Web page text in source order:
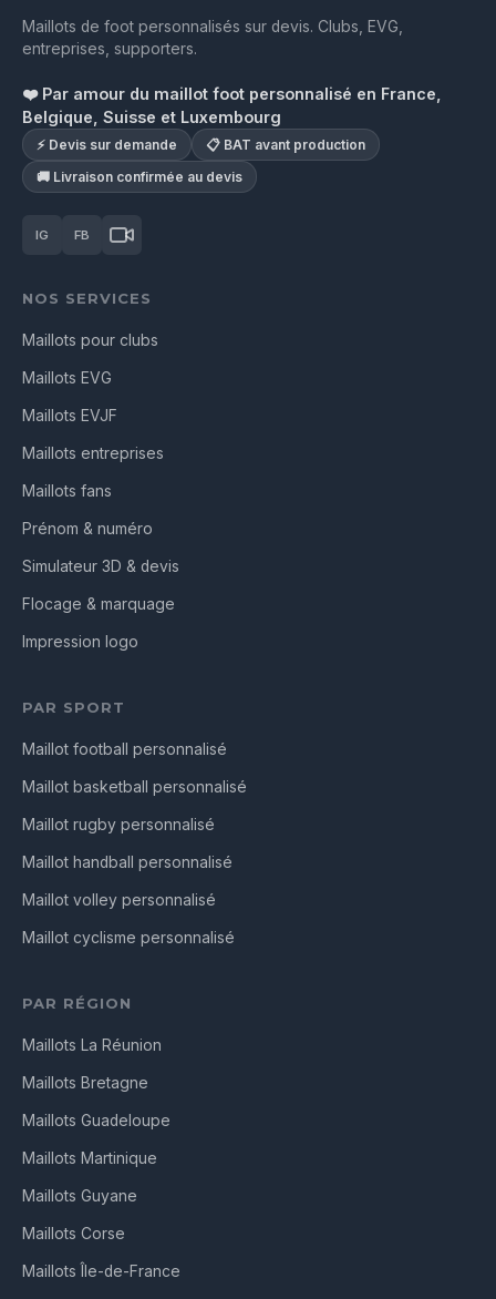
Maillots de foot personnalisés sur devis. Clubs, EVG,
entreprises, supporters.
❤️ Par amour du maillot foot personnalisé en France,
Belgique, Suisse et Luxembourg
⚡ Devis sur demande
📋 BAT avant production
🚚 Livraison confirmée au devis
IG FB
NOS SERVICES
Maillots pour clubs
Maillots EVG
Maillots EVJF
Maillots entreprises
Maillots fans
Prénom & numéro
Simulateur 3D & devis
Flocage & marquage
Impression logo
PAR SPORT
Maillot football personnalisé
Maillot basketball personnalisé
Maillot rugby personnalisé
Maillot handball personnalisé
Maillot volley personnalisé
Maillot cyclisme personnalisé
PAR RÉGION
Maillots La Réunion
Maillots Bretagne
Maillots Guadeloupe
Maillots Martinique
Maillots Guyane
Maillots Corse
Maillots Île-de-France